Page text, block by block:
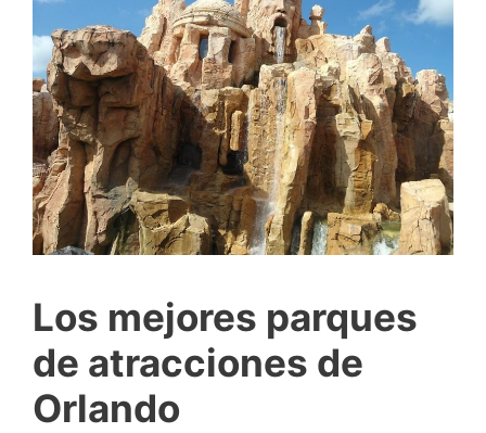
Los mejores parques
de atracciones de
Orlando